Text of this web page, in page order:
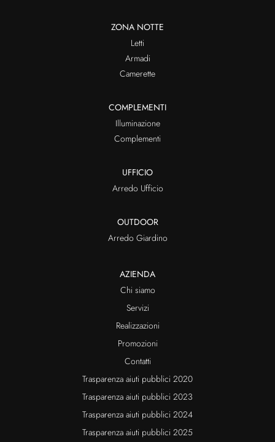
ZONA NOTTE
Letti
Armadi
Camerette
COMPLEMENTI
Illuminazione
Complementi
UFFICIO
Arredo Ufficio
OUTDOOR
Arredo Giardino
AZIENDA
Chi siamo
Servizi
Realizzazioni
Promozioni
Contatti
Trasparenza aiuti pubblici 2020
Trasparenza aiuti pubblici 2023
Trasparenza aiuti pubblici 2024
Trasparenza aiuti pubblici 2025